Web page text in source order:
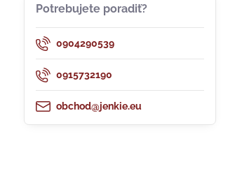
Potrebujete poradiť?
0904290539
0915732190
obchod@jenkie.eu